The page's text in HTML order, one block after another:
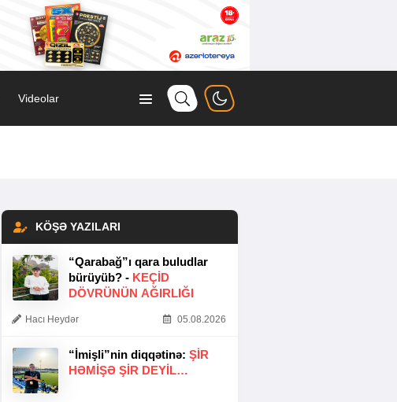
Videolar
KÖŞƏ YAZILARI
“Qarabağ”ı qara buludlar
bürüyüb? - KEÇID
DÖVRÜNÜN AĞIRLIĞI
Hacı Heydər 05.08.2026
“İmişli”nin diqqətinə: ŞIR
HƏMIŞƏ ŞIR DEYIL…